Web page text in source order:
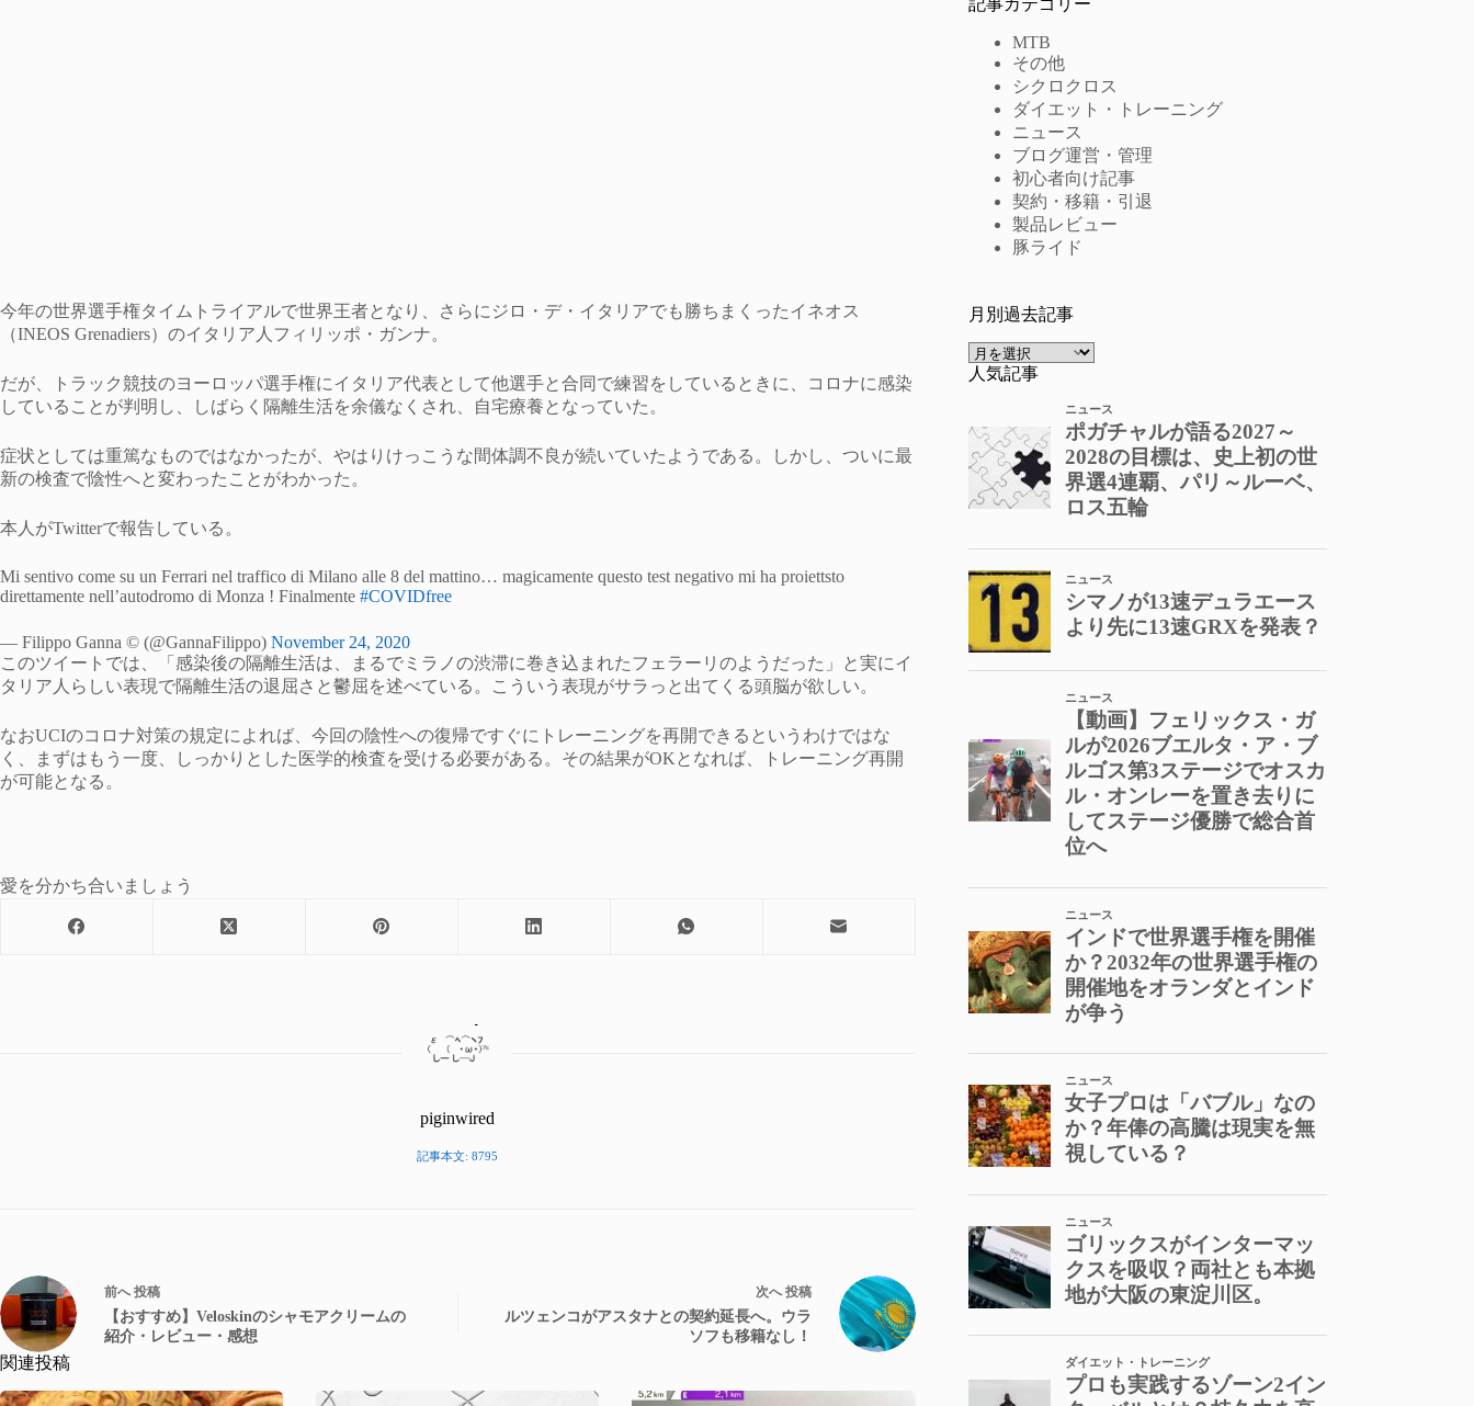
今年の世界選手権タイムトライアルで世界王者となり、さらにジロ・デ・イタリアでも勝ちまくったイネオス
（INEOS Grenadiers）のイタリア人フィリッポ・ガンナ。
だが、トラック競技のヨーロッパ選手権にイタリア代表として他選手と合同で練習をしているときに、コロナに感染
していることが判明し、しばらく隔離生活を余儀なくされ、自宅療養となっていた。
症状としては重篤なものではなかったが、やはりけっこうな間体調不良が続いていたようである。しかし、ついに最
新の検査で陰性へと変わったことがわかった。
本人がTwitterで報告している。
Mi sentivo come su un Ferrari nel traffico di Milano alle 8 del mattino… magicamente questo test negativo mi ha proiettsto
direttamente nell’autodromo di Monza ! Finalmente #COVIDfree
— Filippo Ganna © (@GannaFilippo) November 24, 2020
このツイートでは、「感染後の隔離生活は、まるでミラノの渋滞に巻き込まれたフェラーリのようだった」と実にイ
タリア人らしい表現で隔離生活の退屈さと鬱屈を述べている。こういう表現がサラっと出てくる頭脳が欲しい。
なおUCIのコロナ対策の規定によれば、今回の陰性への復帰ですぐにトレーニングを再開できるというわけではな
く、まずはもう一度、しっかりとした医学的検査を受ける必要がある。その結果がOKとなれば、トレーニング再開
が可能となる。
愛を分かち合いましょう
piginwired
記事本文: 8795
前へ投稿
【おすすめ】Veloskinのシャモアクリームの
紹介・レビュー・感想
次へ投稿
ルツェンコがアスタナとの契約延長へ。ウラ
ソフも移籍なし！
関連投稿
MTB
その他
シクロクロス
ダイエット・トレーニング
ニュース
ブログ運営・管理
初心者向け記事
契約・移籍・引退
製品レビュー
豚ライド
月別過去記事
ア
ー
ブ
人気記事